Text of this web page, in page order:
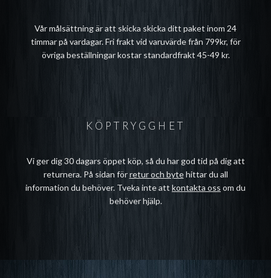
Vår målsättning är att skicka skicka ditt paket inom 24
timmar på vardagar. Fri frakt vid varuvärde från 799kr, för
övriga beställningar kostar standardfrakt 45-49 kr.
KÖPTRYGGHET
Vi ger dig 30 dagars öppet köp, så du har god tid på dig att
returnera. På sidan förretur och bytehittar du all
information du behöver. Tveka inte att kontakta oss om du
behöver hjälp.